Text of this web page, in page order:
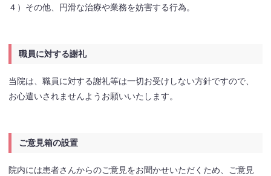
４）その他、円滑な治療や業務を妨害する行為。
職員に対する謝礼
当院は、職員に対する謝礼等は一切お受けしない方針ですので、
お心遣いされませんようお願いいたします。
ご意見箱の設置
院内には患者さんからのご意見をお聞かせいただくため、ご意見